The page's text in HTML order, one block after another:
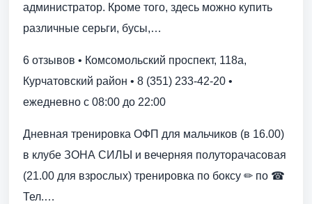
администратор. Кроме того, здесь можно купить
различные серьги, бусы,…
6 отзывов • Комсомольский проспект, 118а,
Курчатовский район • 8 (351) 233-42-20 •
ежедневно с 08:00 до 22:00
Дневная тренировка ОФП для мальчиков (в 16.00)
в клубе ЗОНА СИЛЫ и вечерняя полуторачасовая
(21.00 для взрослых) тренировка по боксу ✏ по ☎
Тел.…